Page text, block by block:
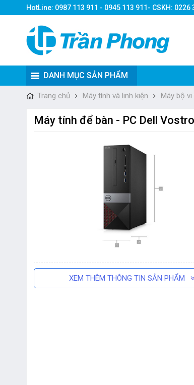
HotLine: 0987 113 911 - 0945 113 911- CSKH:
DANH MỤC SẢN PHẨM
Trang chủ Máy tính và linh kiện Máy bộ vi
Máy tính để bàn - PC Dell
XEM THÊM THÔNG TIN SẢN PHẨM